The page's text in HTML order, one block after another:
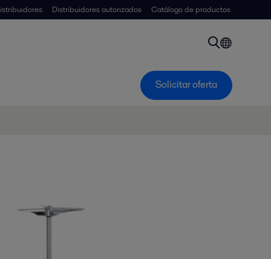
Distribuidores autorizados Catálogo de productos
Solicitar oferta